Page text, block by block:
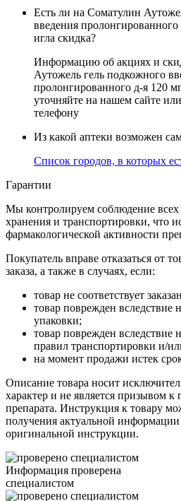
Есть ли на Соматулин
введения
игла скидка?
Информацию об акциях и
Аутожель гель подкожного
пролонгированного д-я 120
уточняйте на нашем сайте
телефону
Из какой аптеки возможен
Список городов, в которых
Гарантии
Мы контролируем соблюдение
хранения и транспортировки, что
фармакологической активности
Покупатель вправе отказаться от
заказа, а также в случаях, если:
товар не соответствует
товар поврежден вследствие
упаковки;
товар поврежден вследствие
правил транспортировки и/
на момент продажи истек
Описание товара носит
характер и не является призывом
препарата. Инструкция к товару
получения актуальной
оригинальной инструкции.
Информация проверена
специалистом